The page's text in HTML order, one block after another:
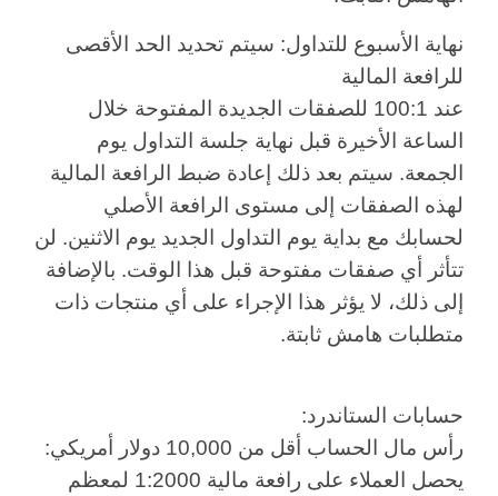
نهاية الأسبوع للتداول: سيتم تحديد الحد الأقصى
للرافعة المالية
عند 100:1 للصفقات الجديدة المفتوحة خلال
الساعة الأخيرة قبل نهاية جلسة التداول يوم
الجمعة. سيتم بعد ذلك إعادة ضبط الرافعة المالية
لهذه الصفقات إلى مستوى الرافعة الأصلي
لحسابك مع بداية يوم التداول الجديد يوم الاثنين. لن
تتأثر أي صفقات مفتوحة قبل هذا الوقت. بالإضافة
إلى ذلك، لا يؤثر هذا الإجراء على أي منتجات ذات
متطلبات هامش ثابتة.
حسابات الستاندرد:
رأس مال الحساب أقل من 10,000 دولار أمريكي:
يحصل العملاء على رافعة مالية 1:2000 لمعظم